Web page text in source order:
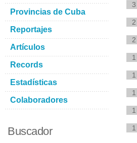
3
2
2
1
1
1
1
1
Provincias de Cuba
Reportajes
Artículos
Records
Estadísticas
Colaboradores
Buscador